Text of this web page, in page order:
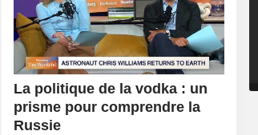
La politique de la vodka : un
prisme pour comprendre la
Russie